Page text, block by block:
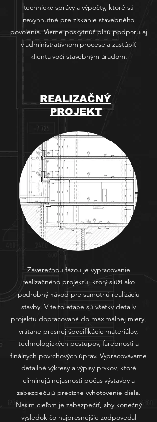
technické správy a výpočty, ktoré sú
nevyhnutné pre získanie stavebného
povolenia. Vieme poskytnúť plnú podporu aj
v administratívnom procese a zastúpiť
klienta voči stavebným úradom.
REALIZAČNÝ
PROJEKT
Záverečnou fázou je vypracovanie
realizačného projektu, ktorý slúži ako
podrobný návod pre samotnú realizáciu
stavby. V tejto etape sú všetky detaily
projektu dopracované do maximálnej miery,
vrátane presnej špecifikácie materiálov,
technologických postupov, farebnosti a
finálnych povrchových úprav. Vypracovávame
detailné výkresy a výpisy prvkov, ktoré
eliminujú nejasnosti počas výstavby a
zabezpečujú precízne vyhotovenie diela.
Našim cieľom je zabezpečiť, aby konečný
výsledok čo najpresnejšie zodpovedal